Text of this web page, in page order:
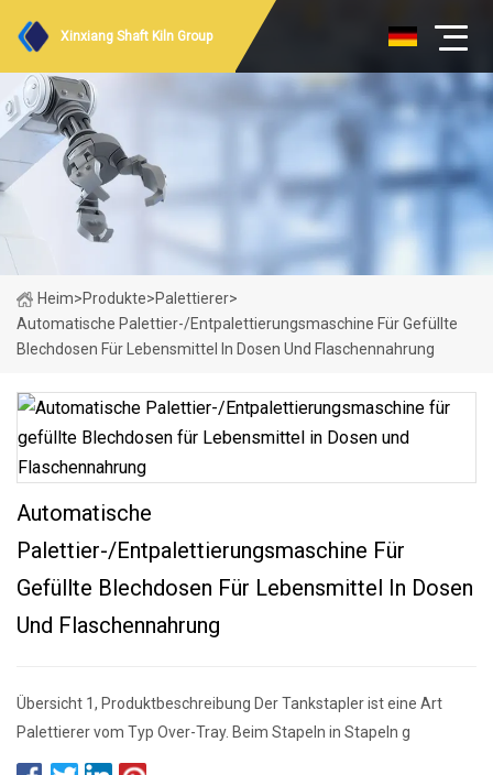
Xinxiang Shaft Kiln Group
Heim>Produkte>Palettierer>
Automatische Palettier-/Entpalettierungsmaschine Für Gefüllte
Blechdosen Für Lebensmittel In Dosen Und Flaschennahrung
Automatische
Palettier-/Entpalettierungsmaschine Für
Gefüllte Blechdosen Für Lebensmittel In Dosen
Und Flaschennahrung
Übersicht 1, Produktbeschreibung Der Tankstapler ist eine Art
Palettierer vom Typ Over-Tray. Beim Stapeln in Stapeln g